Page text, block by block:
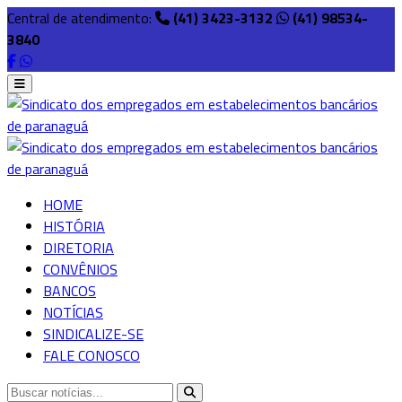
Central de atendimento: (41) 3423-3132
(41) 98534-
3840
HOME
HISTÓRIA
DIRETORIA
CONVÊNIOS
BANCOS
NOTÍCIAS
SINDICALIZE-SE
FALE CONOSCO